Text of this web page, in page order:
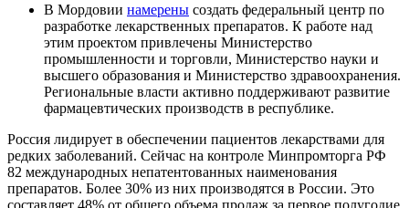
В Мордовии намерены создать федеральный центр по
разработке лекарственных препаратов. К работе над
этим проектом привлечены Министерство
промышленности и торговли, Министерство науки и
высшего образования и Министерство здравоохранения.
Региональные власти активно поддерживают развитие
фармацевтических производств в республике.
Россия лидирует в обеспечении пациентов лекарствами для
редких заболеваний. Сейчас на контроле Минпромторга РФ
82 международных непатентованных наименования
препаратов. Более 30% из них производятся в России. Это
составляет 48% от общего объема продаж за первое полугодие